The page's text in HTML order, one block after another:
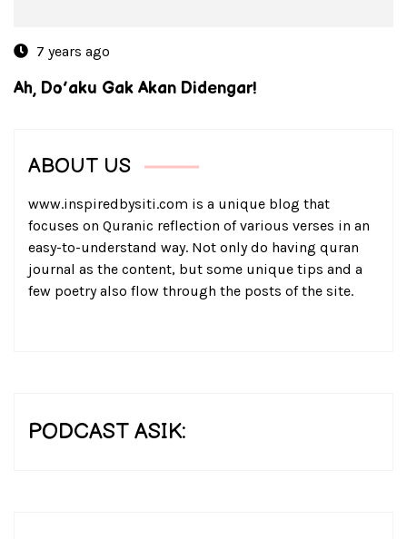
7 years ago
Ah, Do’aku Gak Akan Didengar!
ABOUT US
www.inspiredbysiti.com is a unique blog that
focuses on Quranic reflection of various verses in an
easy-to-understand way. Not only do having quran
journal as the content, but some unique tips and a
few poetry also flow through the posts of the site.
PODCAST ASIK: